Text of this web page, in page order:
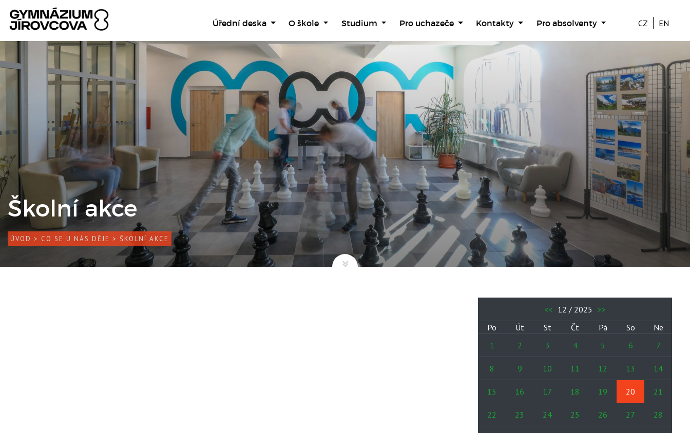
Úřední deska O škole Studium Pro uchazeče Kontakty Pro absolventy CZ EN
Školní akce
ÚVOD > CO SE U NÁS DĚJE > ŠKOLNÍ AKCE
<< 12 / 2025 >>
Po
Út St Čt Pá So
Ne
1
2 3 4 5 6 7
8 9 10 11 12 13 14
15 16 17 18 19 20 21
22 23 24 25 26 27 28